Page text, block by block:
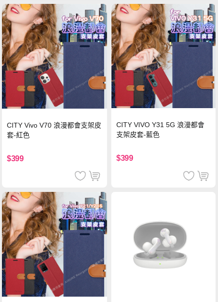
CITY Vivo V70 浪漫都會支架皮
套-紅色
$399
CITY VIVO Y31 5G 浪漫都會
支架皮套-藍色
$399